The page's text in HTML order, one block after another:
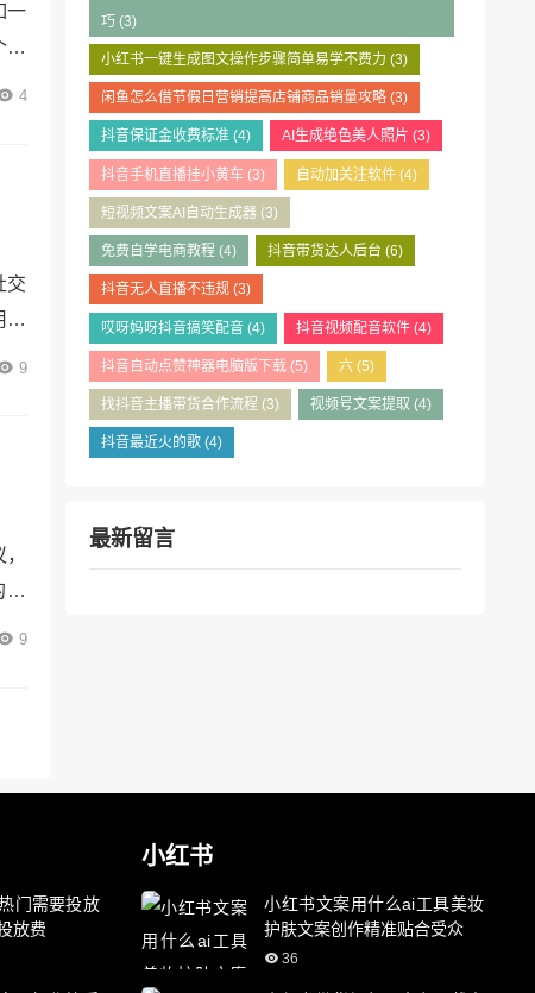
一
人
4
交
户
9
基
9
巧(3)
小红书一键生成图文操作步骤简单易学不费力 (3)
闲鱼怎么借节假日营销提高店铺商品销量攻略(3)
抖音保证金收费标准(4) AI生成绝色美人照片 (3)
抖音手机直播挂小黄车(3) 自动加关注软件(4)
短视频文案AI自动生成器(3)
免费自学电商教程(4) 抖音带货达人后台 (6)
抖音无人直播不违规(3)
哎呀妈呀抖音搞笑配音(4) 抖音视频配音软件(4)
抖音自动点赞神器电脑版下载(5) 六(5)
找抖音主播带货合作流程 (3) 视频号文案提取 (4)
抖音最近火的歌(4)
最新留言
门需要投放
放费
小红书
小红书文案用什么ai工具美妆
护肤文案创作精准贴合受众
36